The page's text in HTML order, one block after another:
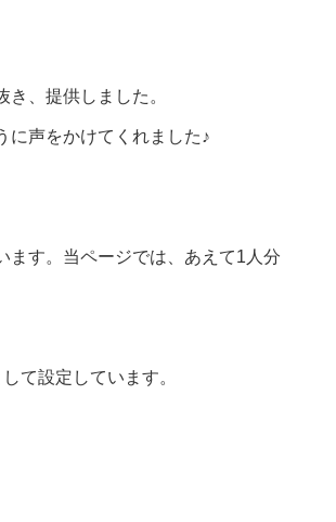
、提供しました。
に声をかけてくれました♪
す。当ページでは、あえて1人分
て設定しています。